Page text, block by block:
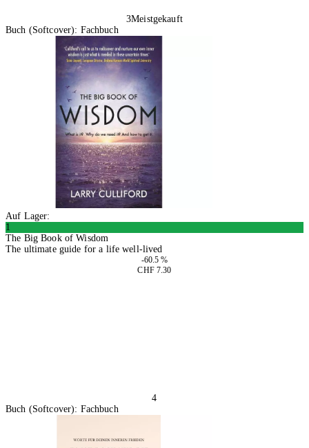
3Meistgekauft
Buch (Softcover): Fachbuch
Auf Lager:
1
The Big Book of Wisdom
The ultimate guide for a life well-lived
-60.5 %
CHF 7.30
4
Buch (Softcover): Fachbuch